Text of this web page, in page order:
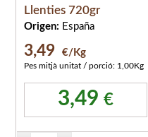
Llenties 720gr
Origen: España
3,49 €/Kg
Pes mitjà unitat / porció: 1,00Kg
3,49 €